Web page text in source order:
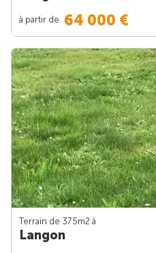
à partir de 64 000 €
Terrain de 375m2 à
Langon